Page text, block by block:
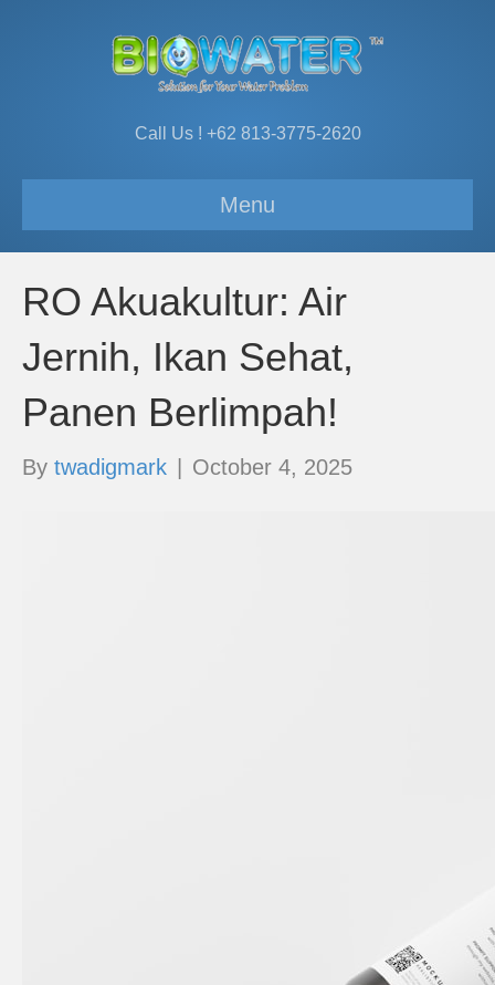
Call Us ! +62 813-3775-2620
Menu
RO Akuakultur: Air
Jernih, Ikan Sehat,
Panen Berlimpah!
By twadigmark October 4, 2025